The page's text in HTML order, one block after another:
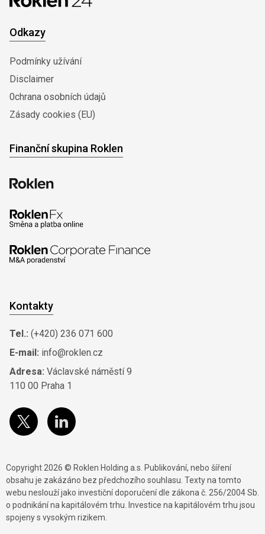
Odkazy
Podmínky užívání
Disclaimer
0chrana osobních údajů
Zásady cookies (EU)
Finanční skupina Roklen
Kontakty
Tel.: (+420) 236 071 600
E-mail: info@roklen.cz
Adresa: Václavské náměstí 9
110 00 Praha 1
Copyright 2026 © Roklen Holding a.s. Publikování, nebo šíření
obsahu je zakázáno bez předchozího souhlasu. Texty na tomto
webu neslouží jako investiční doporučení dle zákona č. 256/2004 Sb.
o podnikání na kapitálovém trhu. Investice na kapitálovém trhu jsou
spojeny s vysokým rizikem.